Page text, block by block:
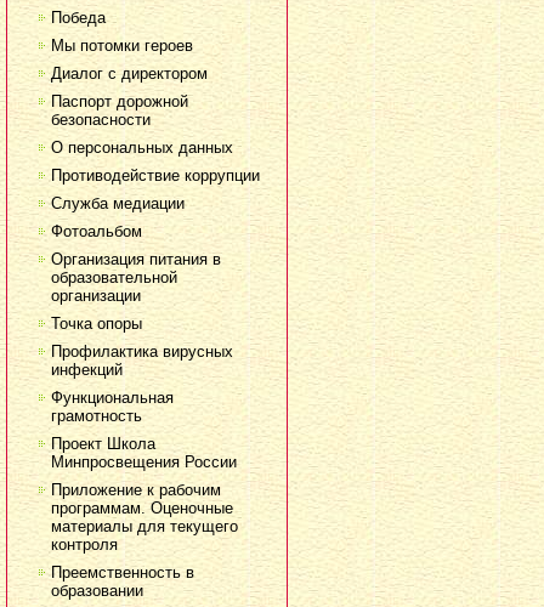
Победа
Мы потомки героев
Диалог с директором
Паспорт дорожной
безопасности
О персональных данных
Противодействие коррупции
Служба медиации
Фотоальбом
Организация питания в
образовательной
организации
Точка опоры
Профилактика вирусных
инфекций
Функциональная
грамотность
Проект Школа
Минпросвещения России
Приложение к рабочим
программам. Оценочные
материалы для текущего
контроля
Преемственность в
образовании